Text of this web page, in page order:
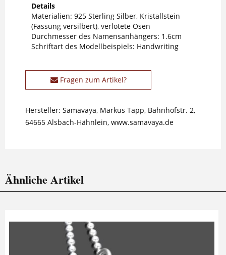
Details
Materialien: 925 Sterling Silber, Kristallstein
(Fassung versilbert), verlötete Ösen
Durchmesser des Namensanhängers: 1.6cm
Schriftart des Modellbeispiels: Handwriting
Fragen zum Artikel?
Hersteller: Samavaya, Markus Tapp, Bahnhofstr. 2,
64665 Alsbach-Hähnlein, www.samavaya.de
Ähnliche Artikel